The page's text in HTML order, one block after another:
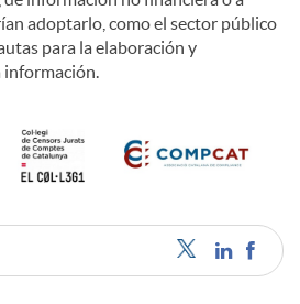
adoptarlo, como el sector público
para la elaboración y
información.